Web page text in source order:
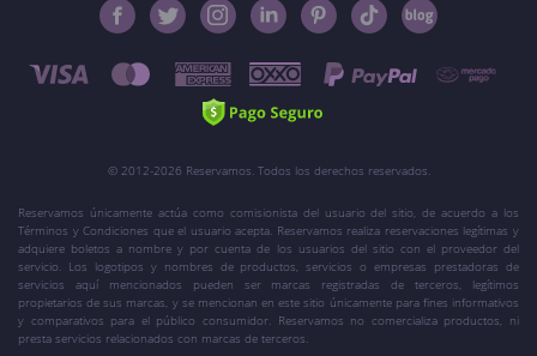
© 2012-2026 Reservamos. Todos los derechos reservados.
Reservamos únicamente actúa como comisionista del usuario del sitio, de acuerdo a los
Términos y Condiciones que el usuario acepta. Reservamos realiza reservaciones legítimas y
adquiere boletos a nombre y por cuenta de los usuarios del sitio con el proveedor del
servicio. Los logotipos y nombres de productos, servicios o empresas prestadoras de
servicios aquí mencionados pueden ser marcas registradas de terceros, legítimos
propietarios de sus marcas, y se mencionan en este sitio únicamente para fines informativos
y comparativos para el público consumidor. Reservamos no comercializa productos, ni
presta servicios relacionados con marcas de terceros.